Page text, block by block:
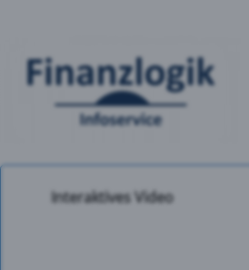
Interaktives Video